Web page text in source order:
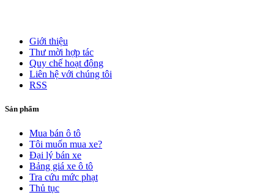
Giới thiệu
Thư mời hợp tác
Quy chế hoạt động
Liên hệ với chúng tôi
RSS
Sản phẩm
Mua bán ô tô
Tôi muốn mua xe?
Đại lý bán xe
Bảng giá xe ô tô
Tra cứu mức phạt
Thủ tục